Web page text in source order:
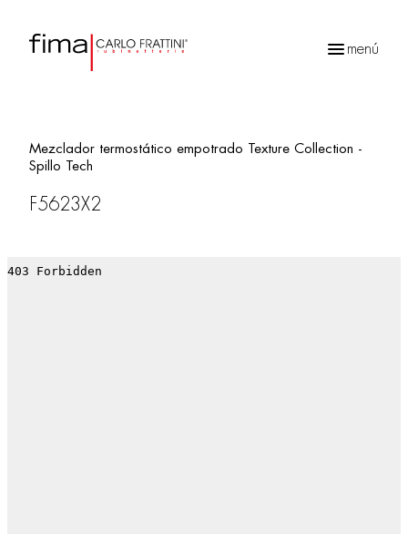
menú
Mezclador termostático empotrado Texture Collection -
Spillo Tech
F5623X2